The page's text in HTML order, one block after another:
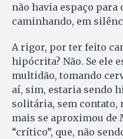
não havia espaço
caminhando, em
A rigor, por ter feito
hipócrita? Não. Se ele
multidão, tomando
aí, sim, estaria sendo
solitária, sem contato,
mais se aproximou de
“crítico”, que, não